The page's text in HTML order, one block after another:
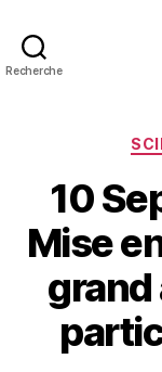
Recherche
10
Mise
grand